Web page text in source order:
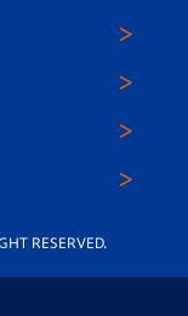
RESERVED.